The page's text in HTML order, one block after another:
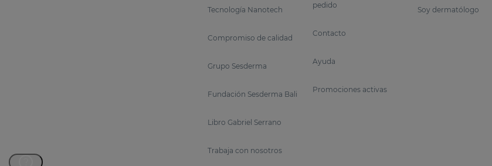
Tecnología Nanotech
Compromiso de calidad
Grupo Sesderma
Fundación Sesderma Bali
Libro Gabriel Serrano
Trabaja con nosotros
pedido
Contacto
Ayuda
Promociones activas
Soy dermatólogo